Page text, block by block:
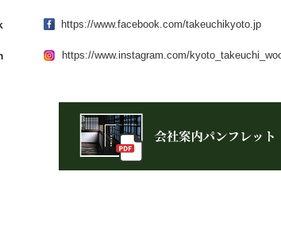
https://www.facebook.com/takeuchikyoto.jp
https://www.instagram.com/